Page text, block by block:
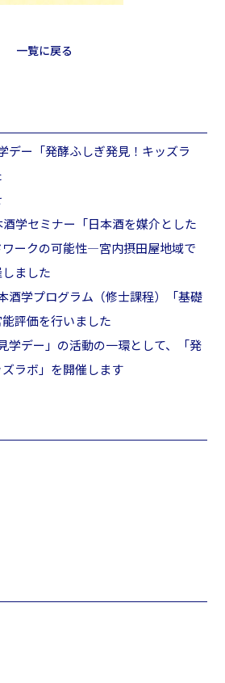
一覧に戻る
デー「発酵ふしぎ発見！キッズラ
学セミナー「日本酒を媒介とした
ークの可能性―宮内摂田屋地域で
ました
酒学プログラム（修士課程）「基礎
評価を行いました
学デー」の活動の一環として、「発
ラボ」を開催します